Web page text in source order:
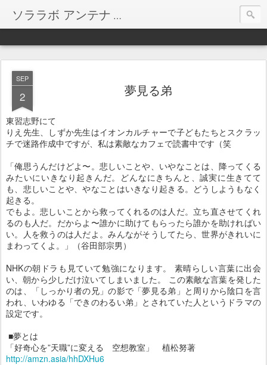
ソララボ アンテナ
SEP
2 夢見る弟
東習志野にて
りえ先生、しずか先生はイオンカルチャーで子どもたちとスクラッ
チで迷路作成中ですが、私は素敵なカフェで読書中です（笑
「俺思うんだけどよ〜。悲しいことや、いやなことは、降ってくる
みたいにいきなり起きんだ。どんなにきちんと、誠実に生きてて
も、悲しいことや、やなことはいきなり起きる。どうしようもなく
起きる。
でもよ。悲しいことから救ってくれるのは人だ。立ち直させてくれ
るのも人だ。だからよ〜誰かに助けてもらったら誰かを助ければい
い。人を救うのは人だよ。みんながそうしてたら、世界がきれいに
まわってくよ。」（谷田部宗男）
NHKの朝ドラも見ていて勉強になります。 素晴らしい言葉に出会
い、朝から少しだけ泣いてしまいました。 この素敵な言葉を発した
のは、「しっかり者の兄」の影で「夢見る弟」と周りから陰口を言
われ、いわゆる「できのわるい弟」とされていた人というドラマの
設定です。
■夢とは
「好奇心を”天職”に変える 空想教室」 植松努著
http://amzn.asia/hhDXHu6